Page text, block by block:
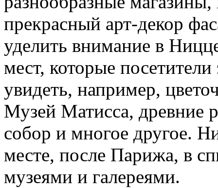
прекрасный арт-декор
уделить внимание в
мест, которые
увидеть, например,
Музей Матисса, древние
собор и многое другое.
месте, после Парижа, в
музеями и галереями.